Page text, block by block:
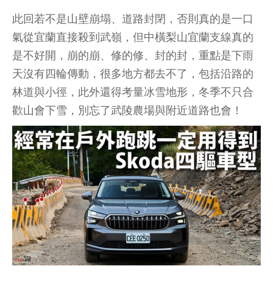
此回若不是山壁崩塌、道路封閉，否則真的是一口
氣從宜蘭直接殺到武嶺，但中橫梨山宜蘭支線真的
是不好開，崩的崩、修的修、封的封，重點是下雨
天沒有四輪傳動，很多地方都去不了，包括沿路的
林道與小徑，此外還得考量冰雪地形，冬季不只合
歡山會下雪，別忘了武陵農場與附近道路也會！